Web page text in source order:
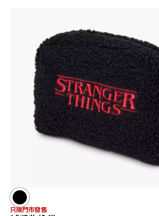
只限門市發售